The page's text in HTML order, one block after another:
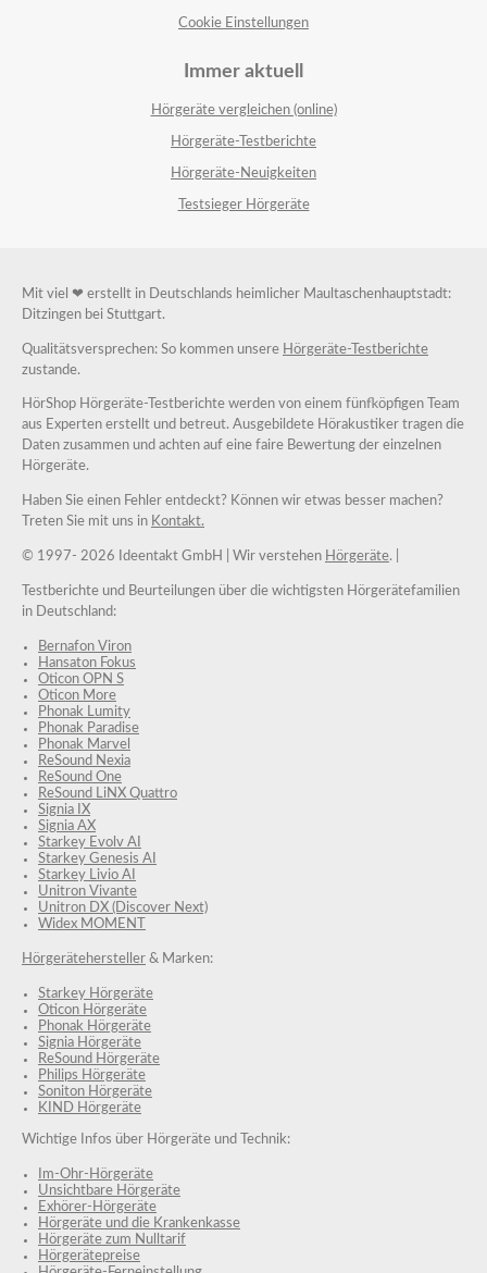
Cookie Einstellungen
Immer aktuell
Hörgeräte vergleichen (online)
Hörgeräte-Testberichte
Hörgeräte-Neuigkeiten
Testsieger Hörgeräte
Mit viel ❤ erstellt in Deutschlands heimlicher Maultaschenhauptstadt:
Ditzingen bei Stuttgart.
Qualitätsversprechen: So kommen unsere Hörgeräte-Testberichte
zustande.
HörShop Hörgeräte-Testberichte werden von einem fünfköpfigen Team
aus Experten erstellt und betreut. Ausgebildete Hörakustiker tragen die
Daten zusammen und achten auf eine faire Bewertung der einzelnen
Hörgeräte.
Haben Sie einen Fehler entdeckt? Können wir etwas besser machen?
Treten Sie mit uns in Kontakt.
© 1997- 2026 Ideentakt GmbH | Wir verstehen Hörgeräte. |
Testberichte und Beurteilungen über die wichtigsten Hörgerätefamilien
in Deutschland:
Bernafon Viron
Hansaton Fokus
Oticon OPN S
Oticon More
Phonak Lumity
Phonak Paradise
Phonak Marvel
ReSound Nexia
ReSound One
ReSound LiNX Quattro
Signia IX
Signia AX
Starkey Evolv AI
Starkey Genesis AI
Starkey Livio AI
Unitron Vivante
Unitron DX (Discover Next)
Widex MOMENT
Hörgerätehersteller & Marken:
Starkey Hörgeräte
Oticon Hörgeräte
Phonak Hörgeräte
Signia Hörgeräte
ReSound Hörgeräte
Philips Hörgeräte
Soniton Hörgeräte
KIND Hörgeräte
Wichtige Infos über Hörgeräte und Technik:
Im-Ohr-Hörgeräte
Unsichtbare Hörgeräte
Exhörer-Hörgeräte
Hörgeräte und die Krankenkasse
Hörgeräte zum Nulltarif
Hörgerätepreise